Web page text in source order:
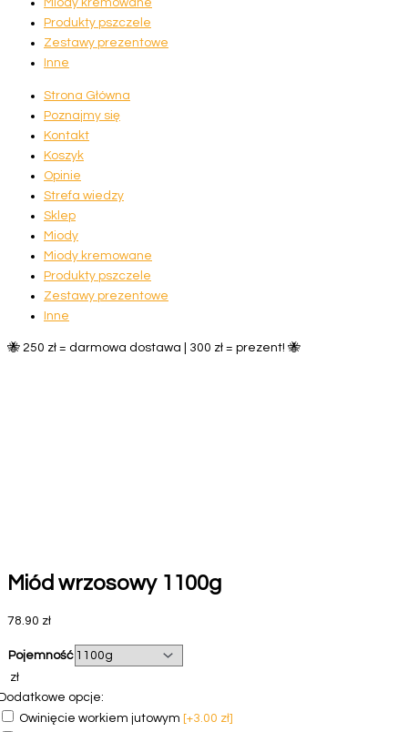
Miody kremowane
Produkty pszczele
Zestawy prezentowe
Inne
Strona Główna
Poznajmy się
Kontakt
Koszyk
Opinie
Strefa wiedzy
Sklep
Miody
Miody kremowane
Produkty pszczele
Zestawy prezentowe
Inne
🐝 250 zł = darmowa dostawa | 300 zł = prezent! 🐝
Miód wrzosowy 1100g
78.90 zł
Pojemność
zł
opcje:
Owinięcie workiem jutowym [+3.00 zł]